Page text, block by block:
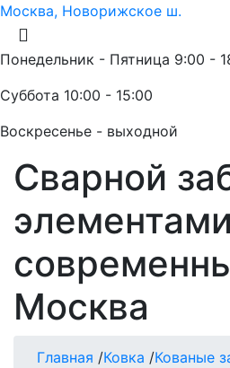
Москва, Новорижское ш.
Понедельник - Пятница 9:00 -
Суббота 10:00 - 15:00
Воскресенье - выходной
Сварной
Москва
Главная /Ковка /Кованые